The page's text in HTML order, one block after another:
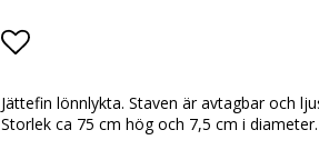
Lägg till i favoritlistan
Jättefin lönnlykta. Staven är avtagbar och
Storlek ca 75 cm hög och 7,5 cm i diameter.